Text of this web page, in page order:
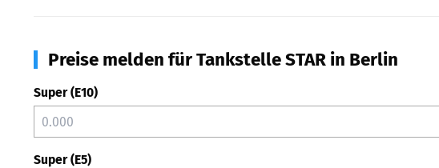
Preise melden für Tankstelle STAR in Berlin
Super (E10)
Super (E5)